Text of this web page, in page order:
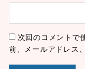
次回のコメントで
前、メールアドレス